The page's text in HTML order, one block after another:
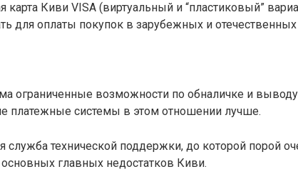
карта Киви VISA (виртуальный и “пластиковый”
для оплаты покупок в зарубежных и отечественных
ограниченные возможности по обналичке и
платежные системы в этом отношении лучше.
служба технической поддержки, до которой порой
основных главных недостатков Киви.